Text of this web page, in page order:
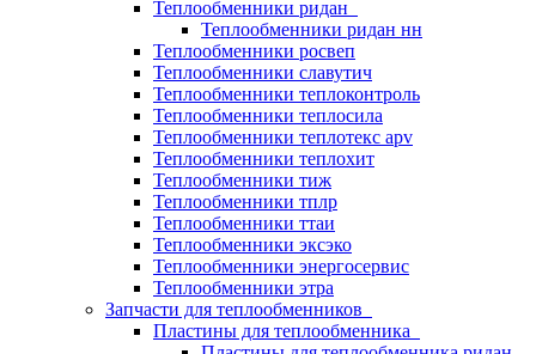
Теплообменники ридан
Теплообменники ридан нн
Теплообменники росвеп
Теплообменники славутич
Теплообменники теплоконтроль
Теплообменники теплосила
Теплообменники теплотекс apv
Теплообменники теплохит
Теплообменники тиж
Теплообменники тплр
Теплообменники ттаи
Теплообменники эксэко
Теплообменники энергосервис
Теплообменники этра
Запчасти для теплообменников
Пластины для теплообменника